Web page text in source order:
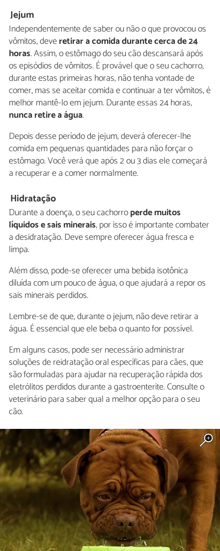
Jejum
Independentemente de saber ou não o que provocou os
vômitos, deveretirar a comida durante cerca de 24
horas. Assim, o estômago do seu cão descansará após
os episódios de vômitos. É provável que o seu cachorro,
durante estas primeiras horas, não tenha vontade de
comer, mas se aceitar comida e continuar a ter vômitos, é
melhor mantê-lo em jejum. Durante essas 24 horas,
nunca retire a água.
Depois desse período de jejum, deverá oferecer-lhe
comida em pequenas quantidades para não forçar o
estômago. Você verá que após 2 ou 3 dias ele começará
a recuperar e a comer normalmente.
Hidratação
Durante a doença, o seu cachorroperde muitos
líquidos e sais minerais, por isso é importante combater
a desidratação. Deve sempre oferecer água fresca e
limpa.
Além disso, pode-se oferecer uma bebida isotônica
diluída com um pouco de água, o que ajudará a repor os
sais minerais perdidos.
Lembre-se de que, durante o jejum, não deve retirar a
água. É essencial que ele beba o quanto for possível.
Em alguns casos, pode ser necessário administrar
soluções de reidratação oral específicas para cães, que
são formuladas para ajudar na recuperação rápida dos
eletrólitos perdidos durante a gastroenterite. Consulte o
veterinário para saber qual a melhor opção para o seu
cão.